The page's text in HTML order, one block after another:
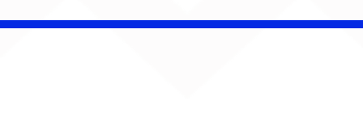
Bebé Pacheco e Ubandu